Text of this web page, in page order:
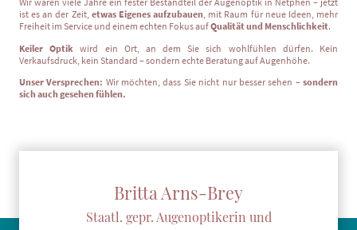
ist es an der Zeit, etwas Eigenes aufzubauen, mit Raum für neue Ideen, mehr
Freiheit im Service und einem echten Fokus aufQualität und Menschlichkeit.
Keiler Optik wird ein Ort, an dem Sie sich wohlfühlen dürfen. Kein
Verkaufsdruck, kein Standard – sondern echte Beratung auf Augenhöhe.
Unser Versprechen: Wir möchten, dass Sie nicht nur besser sehen –sondern
sich auch gesehen fühlen.
Britta Arns-Brey
Staatl. gepr. Augenoptikerin und